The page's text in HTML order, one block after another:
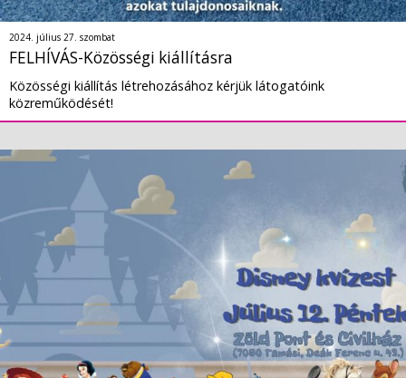
2024. július 27. szombat
FELHÍVÁS-Közösségi kiállításra
Közösségi kiállítás létrehozásához kérjük látogatóink
közreműködését!